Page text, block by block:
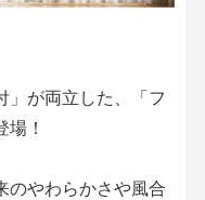
」が両立した、「フ
！
のやわらかさや風合